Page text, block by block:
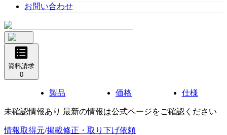
お問い合わせ
資料請求
0
製品 価格 仕様
未確認情報あり 最新の情報は公式ページをご確認ください
情報取得元/掲載修正・取り下げ依頼